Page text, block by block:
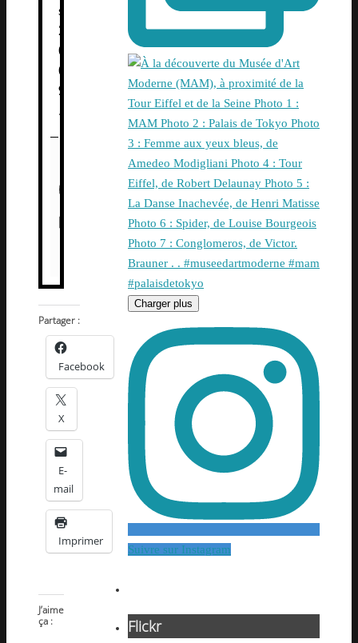
s
2
0
0
9
.
Partager :
Facebook
X
E-
mail
Imprimer
J’aime
ça :
Charger plus
Suivre sur Instagram
Flickr